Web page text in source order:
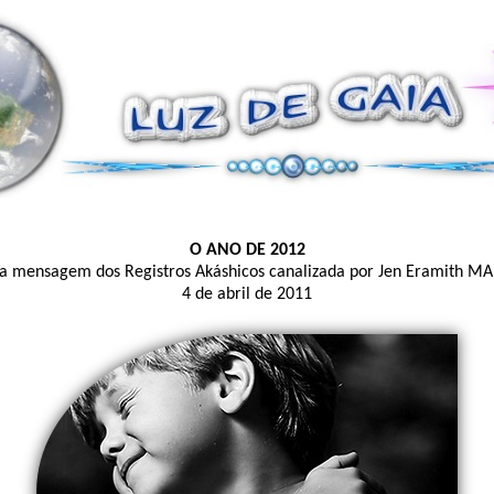
O ANO DE 2012
mensagem dos Registros Akáshicos canalizada por Jen Eramith
4 de abril de 2011